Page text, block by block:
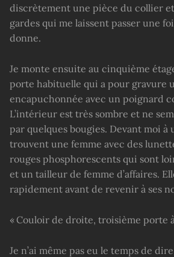
discrètement une pièce du collier
gardes qui me laissent passer une
donne.
Je monte ensuite au cinquième
porte habituelle qui a pour gravure
encapuchonnée avec un poignard
L’intérieur est très sombre et ne
par quelques bougies. Devant moi à
trouvent une femme avec des
rouges phosphorescents qui sont
et un tailleur de femme d’affaires.
rapidement avant de revenir à ses
« Couloir de droite, troisième porte
Je n’ai même pas eu le temps de